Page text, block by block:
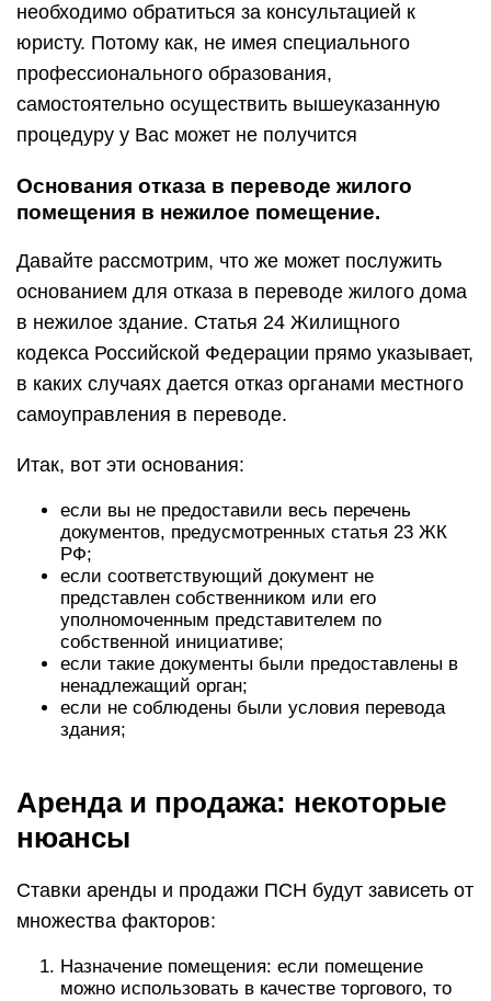
необходимо обратиться за консультацией к
юристу. Потому как, не имея специального
профессионального образования,
самостоятельно осуществить вышеуказанную
процедуру у Вас может не получится
Основания отказа в переводе жилого
помещения в нежилое помещение.
Давайте рассмотрим, что же может послужить
основанием для отказа в переводе жилого дома
в нежилое здание. Статья 24 Жилищного
кодекса Российской Федерации прямо указывает,
в каких случаях дается отказ органами местного
самоуправления в переводе.
Итак, вот эти основания:
если вы не предоставили весь перечень
документов, предусмотренных статья 23 ЖК
РФ;
если соответствующий документ не
представлен собственником или его
уполномоченным представителем по
собственной инициативе;
если такие документы были предоставлены в
ненадлежащий орган;
если не соблюдены были условия перевода
здания;
Аренда и продажа: некоторые
нюансы
Ставки аренды и продажи ПСН будут зависеть от
множества факторов:
Назначение помещения: если помещение
можно использовать в качестве торгового, то